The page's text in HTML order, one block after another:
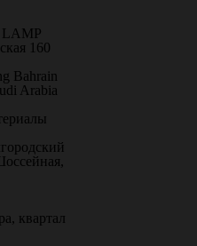
LAMP
160
Bahrain
Arabia
квартал